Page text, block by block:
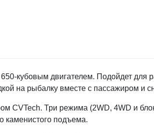
кубовым двигателем. Подойдет для
на рыбалку вместе с пассажиром и
CVTech. Три режима (2WD, 4WD и
каменистого подъема.